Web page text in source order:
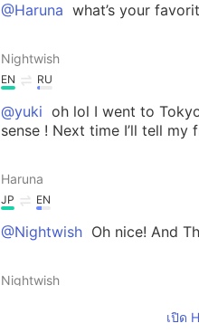
@Haruna what’s your
Nightwish
EN RU
@yuki oh lol I went to
sense ! Next time I’ll tell
Haruna
JP EN
@Nightwish Oh nice! And
Nightwish
เปิด